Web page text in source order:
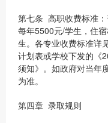
第七条 高职收费标准
每年5500元/学生，住
生。各专业收费标准详
计划表或学校下发的《
须知》。如政府对当年
为准。
第四章 录取规则